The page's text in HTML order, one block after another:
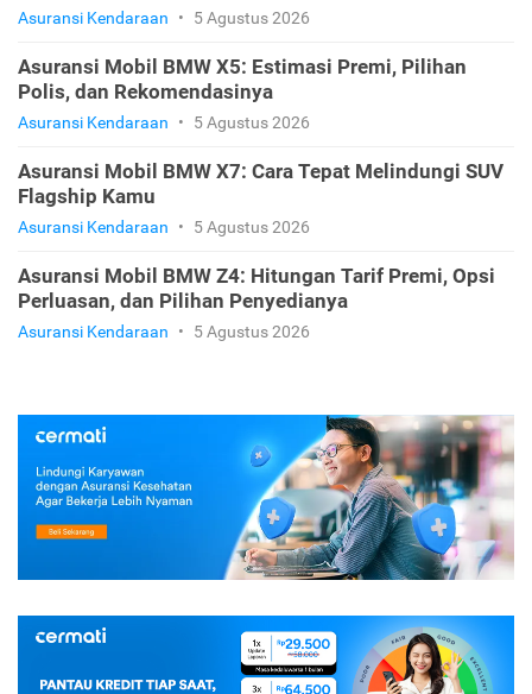
Asuransi Kendaraan • 5 Agustus 2026
Asuransi Mobil BMW X5: Estimasi Premi, Pilihan
Polis, dan Rekomendasinya
Asuransi Kendaraan • 5 Agustus 2026
Asuransi Mobil BMW X7: Cara Tepat Melindungi SUV
Flagship Kamu
Asuransi Kendaraan • 5 Agustus 2026
Asuransi Mobil BMW Z4: Hitungan Tarif Premi, Opsi
Perluasan, dan Pilihan Penyedianya
Asuransi Kendaraan • 5 Agustus 2026